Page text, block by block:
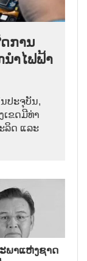
ການ
ຳໄຟຟ້າ
ນປະຈຸບັນ,
ເຂດມີທ່າ
ລິດ ແລະ
ພາແຫ່ງຊາດ